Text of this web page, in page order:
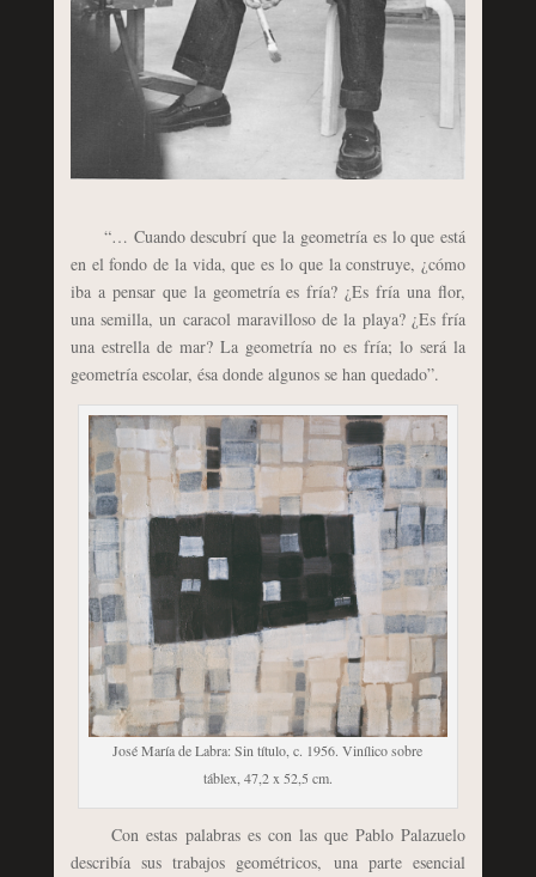
“… Cuando descubrí que la geometría es lo que está
en el fondo de la vida, que es lo que la construye, ¿cómo
iba a pensar que la geometría es fría? ¿Es fría una flor,
una semilla, un caracol maravilloso de la playa? ¿Es fría
una estrella de mar? La geometría no es fría; lo será la
geometría escolar, ésa donde algunos se han quedado”.
José María de Labra: Sin título, c. 1956. Vinílico sobre
táblex, 47,2 x 52,5 cm.
Con estas palabras es con las que Pablo Palazuelo
describía sus trabajos geométricos, una parte esencial